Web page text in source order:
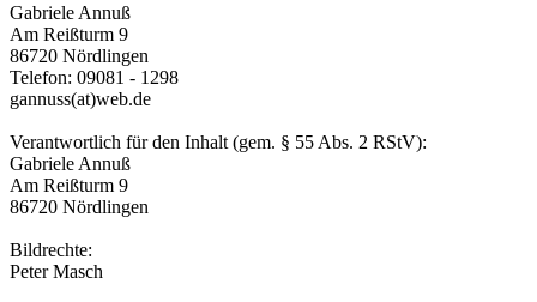
Gabriele Annuß
Am Reißturm 9
86720 Nördlingen
Telefon: 09081 - 1298
gannuss(at)web.de
Verantwortlich für den Inhalt (gem. § 55 Abs. 2 RStV):
Gabriele Annuß
Am Reißturm 9
86720 Nördlingen
Bildrechte:
Peter Masch